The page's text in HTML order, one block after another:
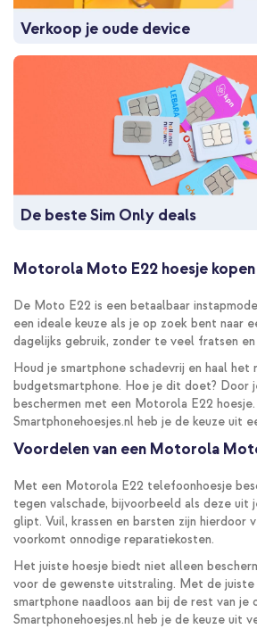
Verkoop je oude device
De beste Sim Only deals
Motorola Moto E22 hoesje kopen
De Moto E22 is een betaalbaar
een ideale keuze als je op zoek bent naar
dagelijks gebruik, zonder te veel fratsen
Houd je smartphone schadevrij en haal het
budgetsmartphone. Hoe je dit doet?
beschermen met een Motorola E22
Smartphonehoesjes.nl heb je de keuze uit
Voordelen van een Motorola
Met een Motorola E22 telefoonhoesje
tegen valschade, bijvoorbeeld als deze uit
glipt. Vuil, krassen en barsten zijn hierdoor
voorkomt onnodige reparatiekosten.
Het juiste hoesje biedt niet alleen
voor de gewenste uitstraling. Met de juiste
smartphone naadloos aan bij de rest van je
Smartphonehoesjes.nl heb je de keuze uit